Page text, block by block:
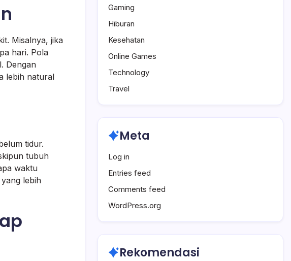
Misalnya, jika
hari. Pola
Dengan
lebih natural
tidur.
tubuh
waktu
lebih
Gaming
Hiburan
Kesehatan
Online Games
Technology
Travel
Meta
Log in
Entries feed
Comments feed
WordPress.org
Rekomendasi